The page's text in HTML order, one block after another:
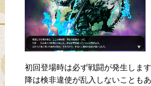
初回登場時は必ず戦闘が発生しま
降は検非違使が乱入しないことも